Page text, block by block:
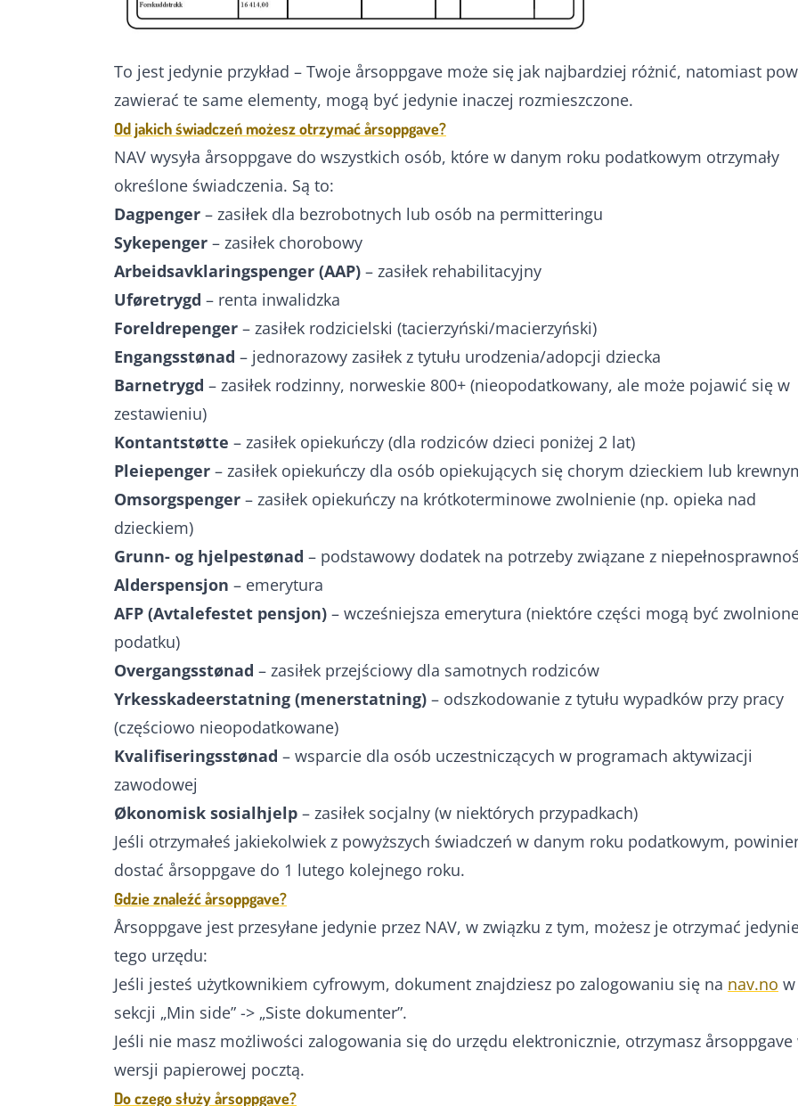
To jest jedynie przykład – Twoje årsoppgave może się jak najbardziej różnić, natomiast
zawierać te same elementy, mogą być jedynie inaczej rozmieszczone.
Od jakich świadczeń możesz otrzymać årsoppgave?
NAV wysyła årsoppgave do wszystkich osób, które w danym roku podatkowym otrzymały
określone świadczenia. Są to:
Dagpenger – zasiłek dla bezrobotnych lub osób na permitteringu
Sykepenger – zasiłek chorobowy
Arbeidsavklaringspenger (AAP) – zasiłek rehabilitacyjny
Uføretrygd – renta inwalidzka
Foreldrepenger – zasiłek rodzicielski (tacierzyński/macierzyński)
Engangsstønad – jednorazowy zasiłek z tytułu urodzenia/adopcji dziecka
Barnetrygd – zasiłek rodzinny, norweskie 800+ (nieopodatkowany, ale może pojawić się w
zestawieniu)
Kontantstøtte – zasiłek opiekuńczy (dla rodziców dzieci poniżej 2 lat)
Pleiepenger – zasiłek opiekuńczy dla osób opiekujących się chorym dzieckiem lub
Omsorgspenger – zasiłek opiekuńczy na krótkoterminowe zwolnienie (np. opieka nad
dzieckiem)
Grunn- og hjelpestønad – podstawowy dodatek na potrzeby związane z
Alderspensjon – emerytura
AFP (Avtalefestet pensjon) – wcześniejsza emerytura (niektóre części mogą być
podatku)
Overgangsstønad – zasiłek przejściowy dla samotnych rodziców
Yrkesskadeerstatning (menerstatning) – odszkodowanie z tytułu wypadków przy pracy
(częściowo nieopodatkowane)
Kvalifiseringsstønad – wsparcie dla osób uczestniczących w programach aktywizacji
zawodowej
Økonomisk sosialhjelp – zasiłek socjalny (w niektórych przypadkach)
Jeśli otrzymałeś jakiekolwiek z powyższych świadczeń w danym roku podatkowym,
dostać årsoppgave do 1 lutego kolejnego roku.
Gdzie znaleźć årsoppgave?
Årsoppgave jest przesyłane jedynie przez NAV, w związku z tym, możesz je otrzymać
tego urzędu:
Jeśli jesteś użytkownikiem cyfrowym, dokument znajdziesz po zalogowaniu się na nav.no w
sekcji „Min side” -> „Siste dokumenter”.
Jeśli nie masz możliwości zalogowania się do urzędu elektronicznie, otrzymasz årsoppgave
wersji papierowej pocztą.
Do czego służy årsoppgave?